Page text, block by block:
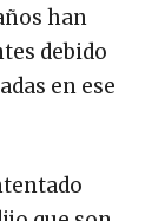
han
debido
en ese